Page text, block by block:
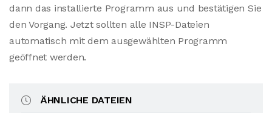
dann das installierte Programm aus und bestätigen Sie
den Vorgang. Jetzt sollten alle INSP-Dateien
automatisch mit dem ausgewählten Programm
geöffnet werden.
ÄHNLICHE DATEIEN